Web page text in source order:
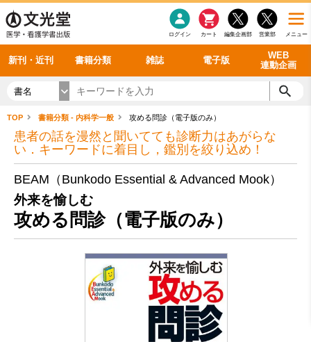
メニュー
営業部
編集企画部
カート
ログイン
新刊・近刊 書籍分類 雑誌 電子版
WEB
連動企画
感染症 老年医学
看護・介護
呼吸器
循環器
シリーズ一覧
雑誌投稿規定
理学療法
雑誌案内・年間購読 最新号 バックナンバー
電子書籍
電子雑誌
書籍「データに基づく臨床動作分析」WEB動画
書籍「眼手術学」WEB動画
書籍「神経症候学 II 改訂第二版」 WEB動画
新刊一覧
今後の発行予定
書名
TOP 書籍分類 - 内科学一般 攻める問診（電子版のみ）
患者の話を漫然と聞いてても診断力はあがらな
い．キーワードに着目し，鑑別を絞り込め！
BEAM（Bunkodo Essential & Advanced Mook）
外来を愉しむ
攻める問診（電子版のみ）